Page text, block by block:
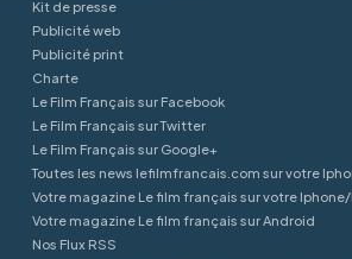
Kit de presse
Publicité web
Publicité print
Charte
Le Film Français sur Facebook
Le Film Français sur Twitter
Le Film Français sur Google+
Toutes les news lefilmfrancais.com sur votre
Votre magazine Le film français sur votre
Votre magazine Le film français sur Android
Nos Flux RSS